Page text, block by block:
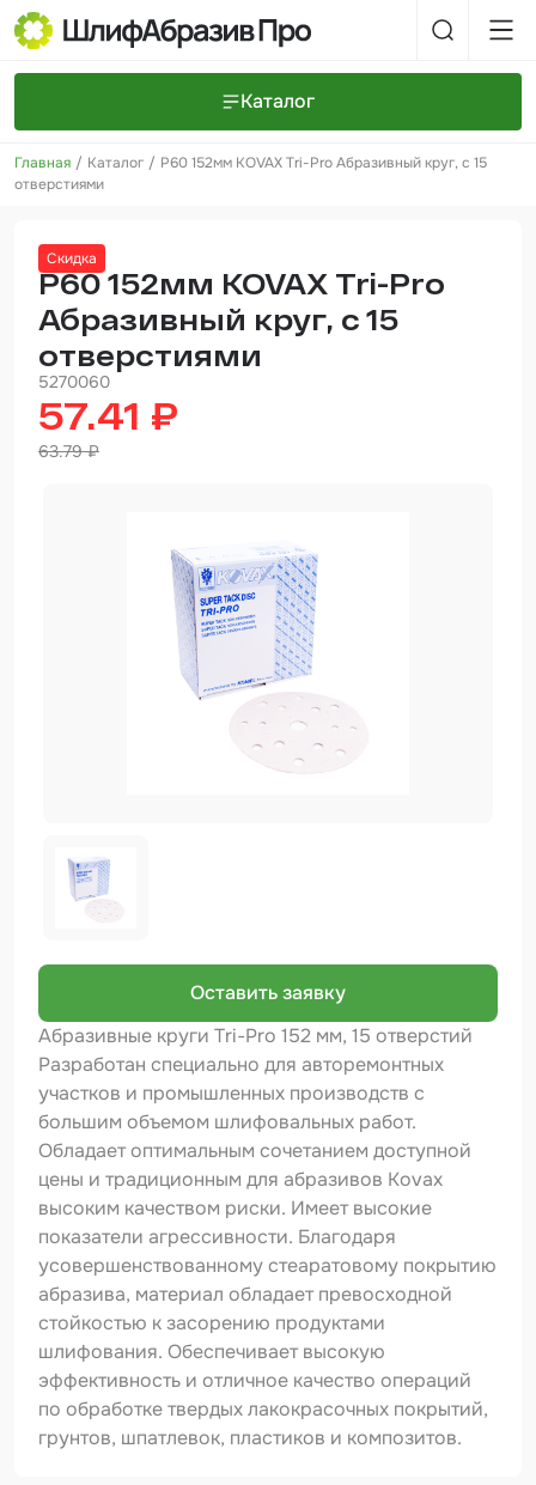
Каталог
О компании
Шлифовальные круги и полоски
Полировальные круги и пасты
Нетканые абразивные материалы
Биндер
Краскопульты и Аэрографы
Добавки
Шлифовальные ленты
Армирующие материалы
Протирочные материалы
Шпатлевка
Маскировочные материалы
Грунты
Оборудование шлифовальное
Ёмкость
Клейкие листы
Главная Каталог
P60 152мм KOVAX Tri-Pro Абразивный круг, с 15
отверстиями
Скидка
P60 152мм KOVAX Tri-Pro
Абразивный круг, с 15
отверстиями
5270060
57.41 ₽
63.79 ₽
Оставить заявку
Абразивные круги Tri-Pro 152 мм, 15 отверстий
Разработан специально для авторемонтных
участков и промышленных производств с
большим объемом шлифовальных работ.
Обладает оптимальным сочетанием доступной
цены и традиционным для абразивов Kovax
высоким качеством риски. Имеет высокие
показатели агрессивности. Благодаря
усовершенствованному стеаратовому покрытию
абразива, материал обладает превосходной
стойкостью к засорению продуктами
шлифования. Обеспечивает высокую
эффективность и отличное качество операций
по обработке твердых лакокрасочных покрытий,
грунтов, шпатлевок, пластиков и композитов.